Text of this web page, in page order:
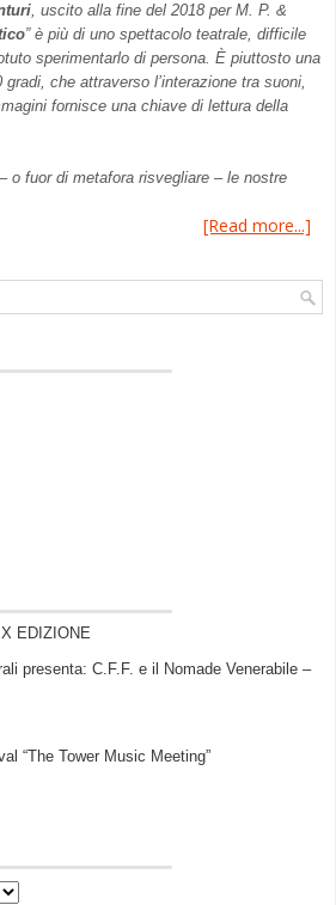
, uscito alla fine del 2018 per M. P. &
” è più di uno spettacolo teatrale, difficile
sperimentarlo di persona. È piuttosto una
che attraverso l’interazione tra suoni,
fornisce una chiave di lettura della
o fuor di metafora risvegliare – le nostre
[Read more...]
EDIZIONE
presenta: C.F.F. e il Nomade Venerabile –
“The Tower Music Meeting”